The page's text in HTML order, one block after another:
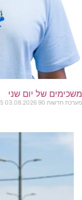
משכימים של יום שני
מערכת חדשות 90 03.08.2026